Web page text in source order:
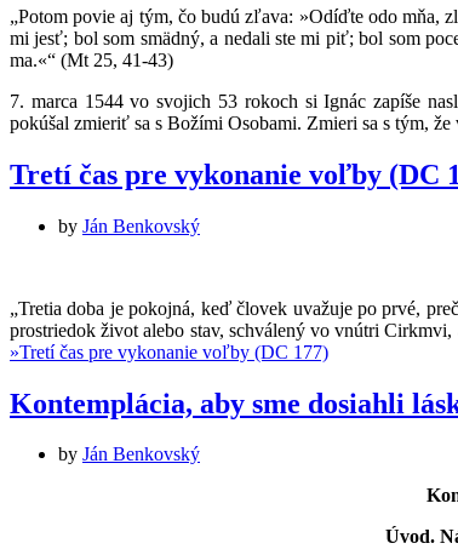
„Potom povie aj tým, čo budú zľava: »Odíďte odo mňa,
mi jesť; bol som smädný, a nedali ste mi piť; bol som
ma.«“ (Mt 25, 41-43)
7. marca 1544 vo svojich 53 rokoch si Ignác zapíše
pokúšal zmieriť sa s Božími Osobami. Zmieri sa s tým,
Tretí čas pre vykonanie voľby (DC
by Ján Benkovský
„Tretia doba je pokojná, keď človek uvažuje po prvé,
prostriedok život alebo stav, schválený vo vnútri
»Tretí čas pre vykonanie voľby (DC 177)
Kontemplácia, aby sme dosiahli
by Ján Benkovský
Úvod.